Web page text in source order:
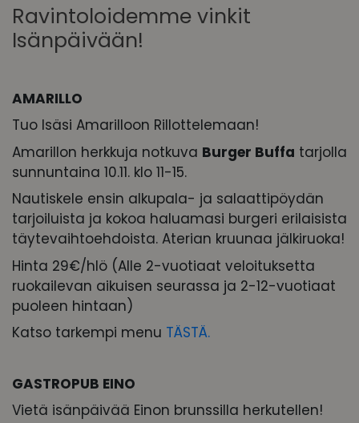
Ravintoloidemme vinkit
Isänpäivään!
AMARILLO
Tuo Isäsi Amarilloon Rillottelemaan!
Amarillon herkkuja notkuva Burger Buffa tarjolla
sunnuntaina 10.11. klo 11-15.
Nautiskele ensin alkupala- ja salaattipöydän
tarjoiluista ja kokoa haluamasi burgeri erilaisista
täytevaihtoehdoista. Aterian kruunaa jälkiruoka!
Hinta 29€/hlö (Alle 2-vuotiaat veloituksetta
ruokailevan aikuisen seurassa ja 2-12-vuotiaat
puoleen hintaan)
Katso tarkempi menu TÄSTÄ.
GASTROPUB EINO
Vietä isänpäivää Einon brunssilla herkutellen!